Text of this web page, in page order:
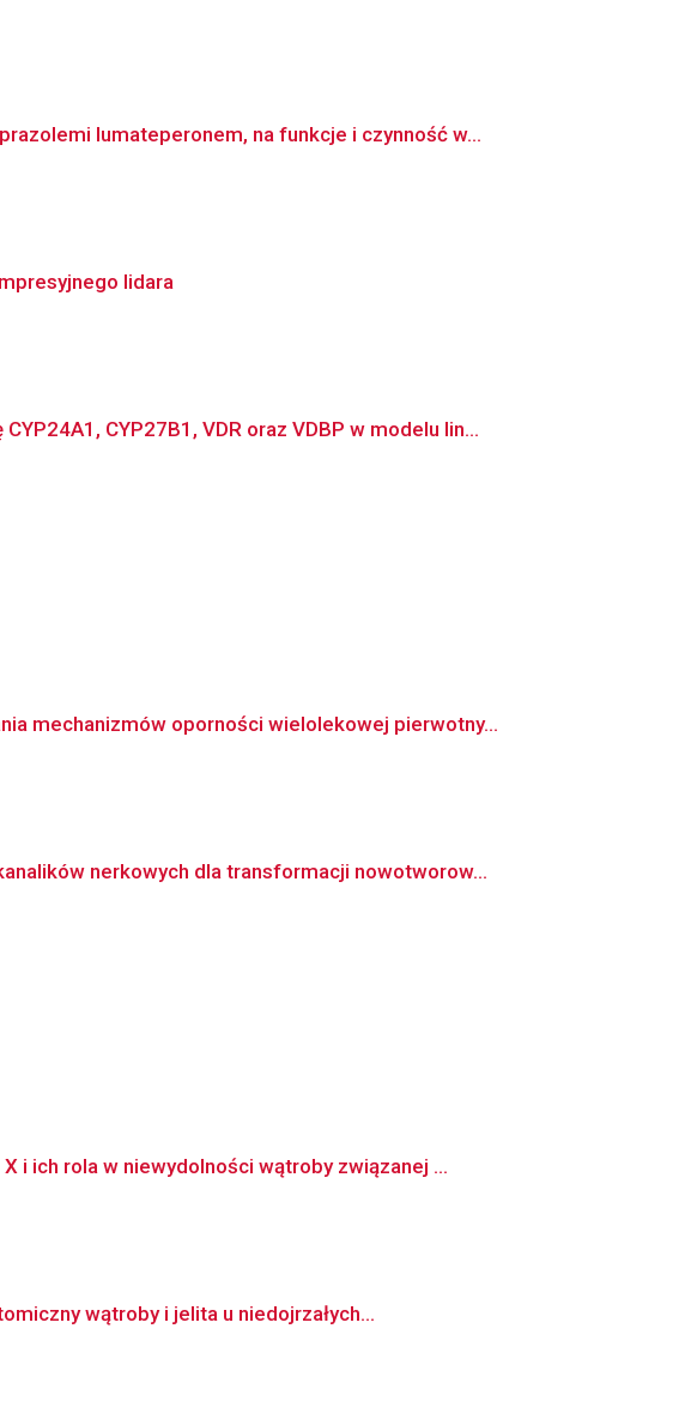
lumateperonem, na funkcje i czynność w...
lidara
CYP27B1, VDR oraz VDBP w modelu lin...
mechanizmów oporności wielolekowej pierwotny...
nerkowych dla transformacji nowotworow...
i ich rola w niewydolności wątroby związanej ...
wątroby i jelita u niedojrzałych...